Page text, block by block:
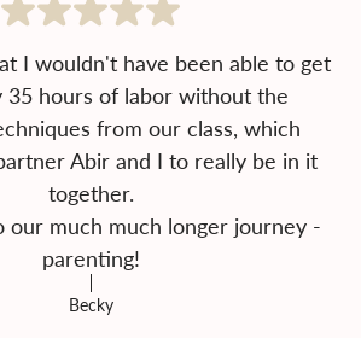
I wouldn't have been able to get
35 hours of labor without the
from our class, which
Abir and I to really be in it
together.
much much longer journey -
parenting!
Becky